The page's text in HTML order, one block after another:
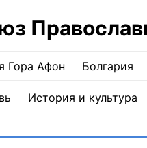
Гора Афон Болгария
История и культура